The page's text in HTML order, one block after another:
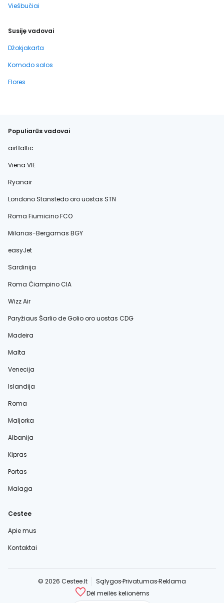
Viešbučiai
Susiję vadovai
Džokjakarta
Komodo salos
Flores
Populiarūs vadovai
airBaltic
Viena VIE
Ryanair
Londono Stanstedo oro uostas STN
Roma Fiumicino FCO
Milanas-Bergamas BGY
easyJet
Sardinija
Roma Čiampino CIA
Wizz Air
Paryžiaus Šarlio de Golio oro uostas CDG
Madeira
Malta
Venecija
Islandija
Roma
Maljorka
Albanija
Kipras
Portas
Malaga
Cestee
Apie mus
Kontaktai
© 2026 Cestee.lt SąlygosPrivatumasReklama
Dėl meilės kelionėms